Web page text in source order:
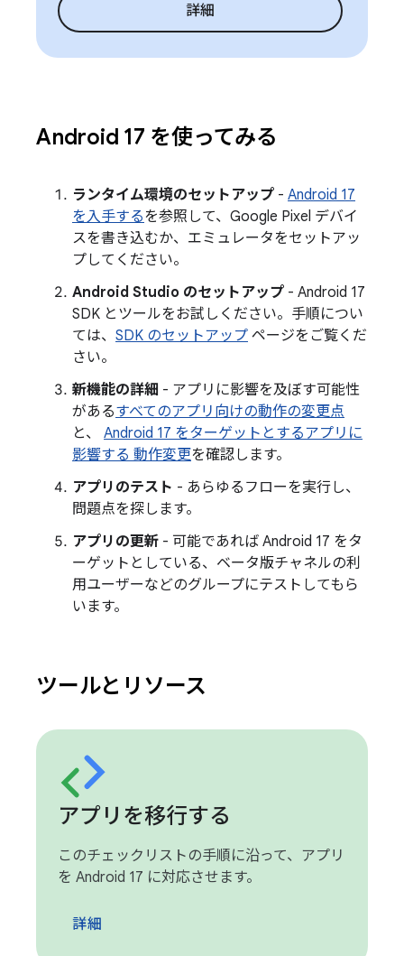
詳細
Android 17 を使ってみる
ランタイム環境のセットアップ - Android 17
を入手するを参照して、Google Pixel デバイ
スを書き込むか、エミュレータをセットアッ
プしてください。
Android Studio のセットアップ - Android 17
SDK とツールをお試しください。手順につい
ては、 SDK のセットアップ ページをご覧くだ
さい。
新機能の詳細 - アプリに影響を及ぼす可能性
があるすべてのアプリ向けの動作の変更点
と、 Android 17 をターゲットとするアプリに
影響する 動作変更を確認します。
アプリのテスト - あらゆるフローを実行し、
問題点を探します。
アプリの更新 - 可能であれば Android 17 をタ
ーゲットとしている、ベータ版チャネルの利
用ユーザーなどのグループにテストしてもら
います。
ツールとリソース
アプリを移行する
このチェックリストの手順に沿って、アプリ
を Android 17 に対応させます。
詳細